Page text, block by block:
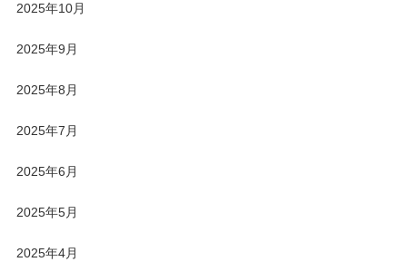
2025年10月
2025年9月
2025年8月
2025年7月
2025年6月
2025年5月
2025年4月